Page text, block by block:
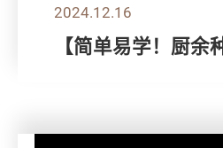
2024.12.16
【简单易学！厨余